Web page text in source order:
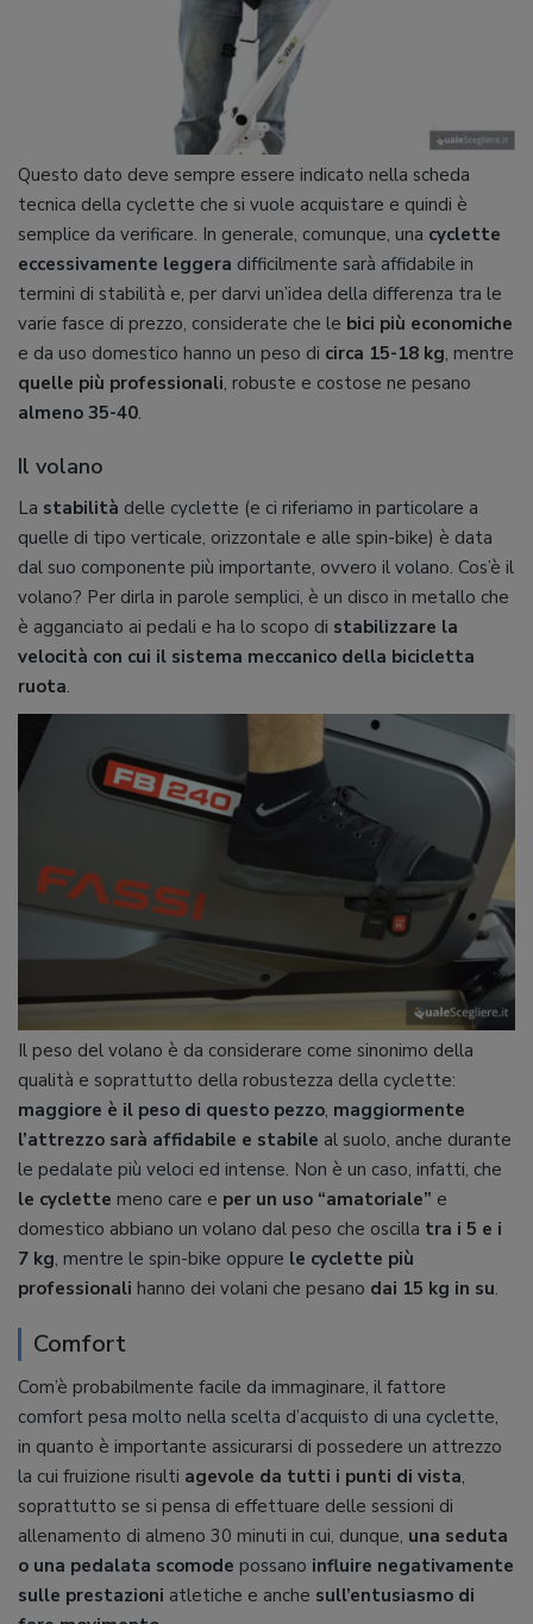
Questo dato deve sempre essere indicato nella scheda
tecnica della cyclette che si vuole acquistare e quindi è
semplice da verificare. In generale, comunque, una cyclette
eccessivamente leggera difficilmente sarà affidabile in
termini di stabilità e, per darvi un’idea della differenza tra le
varie fasce di prezzo, considerate che le bici più economiche
e da uso domestico hanno un peso di circa 15-18 kg, mentre
quelle più professionali, robuste e costose ne pesano
almeno 35-40.
Il volano
La stabilità delle cyclette (e ci riferiamo in particolare a
quelle di tipo verticale, orizzontale e alle spin-bike) è data
dal suo componente più importante, ovvero il volano. Cos’è il
volano? Per dirla in parole semplici, è un disco in metallo che
è agganciato ai pedali e ha lo scopo di stabilizzare la
velocità con cui il sistema meccanico della bicicletta
ruota.
Il peso del volano è da considerare come sinonimo della
qualità e soprattutto della robustezza della cyclette:
maggiore è il peso di questo pezzo, maggiormente
l’attrezzo sarà affidabile e stabile al suolo, anche durante
le pedalate più veloci ed intense. Non è un caso, infatti, che
le cyclette meno care e per un uso “amatoriale” e
domestico abbiano un volano dal peso che oscilla tra i 5 e i
7 kg, mentre le spin-bike oppure le cyclette più
professionali hanno dei volani che pesano dai 15 kg in su.
Comfort
Com’è probabilmente facile da immaginare, il fattore
comfort pesa molto nella scelta d’acquisto di una cyclette,
in quanto è importante assicurarsi di possedere un attrezzo
la cui fruizione risulti agevole da tutti i punti di vista,
soprattutto se si pensa di effettuare delle sessioni di
allenamento di almeno 30 minuti in cui, dunque, una seduta
o una pedalata scomode possano influire negativamente
sulle prestazioni atletiche e anche sull’entusiasmo di